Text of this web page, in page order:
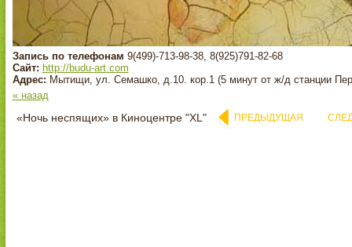
Запись по телефонам 9(499)-713-98-38, 8(925)791-82-68
Сайт: http://budu-art.com
Адрес: Мытищи, ул. Семашко, д.10. кор.1 (5 минут от ж/д станции
« назад
«Ночь неспящих» в Киноцентре "XL" ПРЕДЫДУЩАЯ